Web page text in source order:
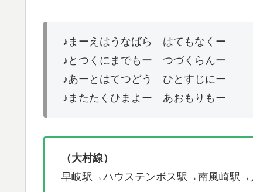
♪まーえはうなばら はてもなくー
♪とつくにまでもー つづくらんー
♪あーとはてつどう ひとすじにー
♪またたくひまよー あおもりもー
（大村線）
早岐駅→ハウステンボス駅→南風崎駅